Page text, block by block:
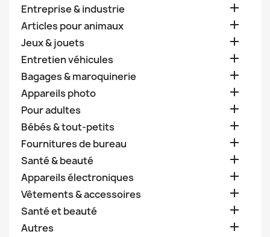
Entreprise & industrie 
Articles pour animaux 
Jeux & jouets 
Entretien véhicules 
Bagages & maroquinerie 
Appareils photo 
Pour adultes 
Bébés & tout-petits 
Fournitures de bureau 
Santé & beauté 
Appareils électroniques 
Vêtements & accessoires 
Santé et beauté 
Autres 